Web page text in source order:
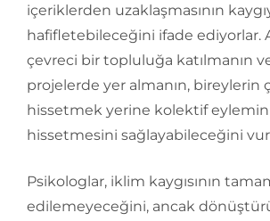
içeriklerden uzaklaşmasının
hafifletebileceğini ifade ediyorlar.
çevreci bir topluluğa katılmanın
projelerde yer almanın, bireylerin
hissetmek yerine kolektif
hissetmesini sağlayabileceğini
Psikologlar, iklim kaygısının
edilemeyeceğini, ancak